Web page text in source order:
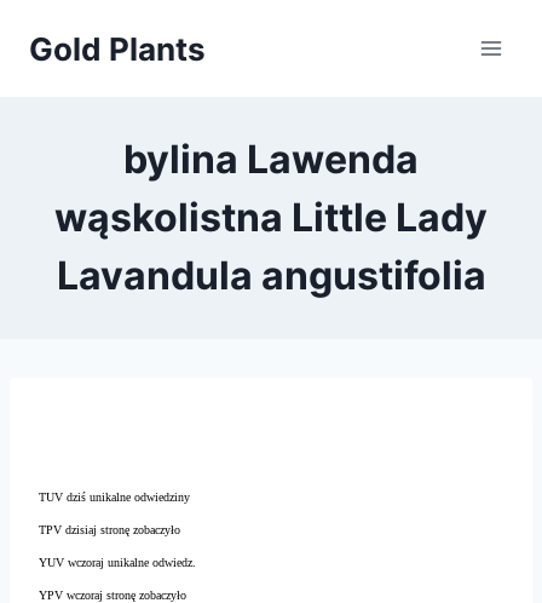
Gold Plants
bylina Lawenda
wąskolistna Little Lady
Lavandula angustifolia
TUV dziś unikalne odwiedziny
TPV dzisiaj stronę zobaczyło
YUV wczoraj unikalne odwiedz.
YPV wczoraj stronę zobaczyło